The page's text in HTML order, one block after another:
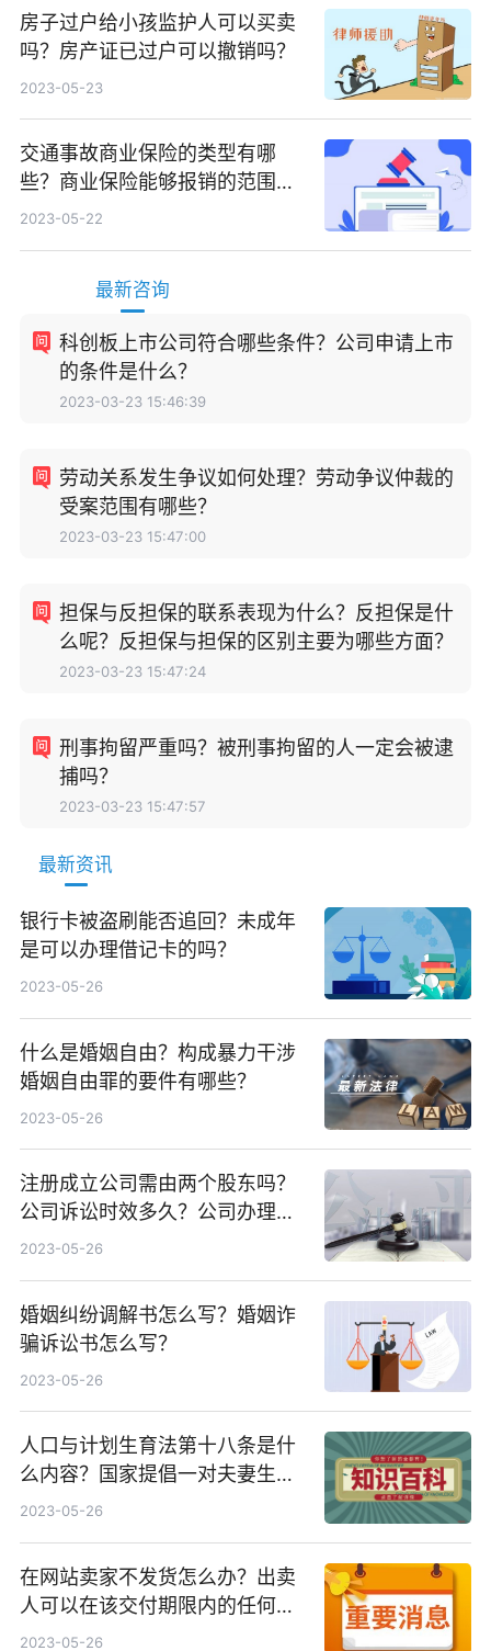
房子过户给小孩监护人可以买卖
吗？房产证已过户可以撤销吗？
2023-05-23
交通事故商业保险的类型有哪
些？商业保险能够报销的范围是
根据具体的险种确定的吗？
2023-05-22
最新咨询
科创板上市公司符合哪些条件？公司申请上市
的条件是什么？
2023-03-23 15:46:39
劳动关系发生争议如何处理？劳动争议仲裁的
受案范围有哪些？
2023-03-23 15:47:00
担保与反担保的联系表现为什么？反担保是什
么呢？反担保与担保的区别主要为哪些方面？
2023-03-23 15:47:24
刑事拘留严重吗？被刑事拘留的人一定会被逮
捕吗？
2023-03-23 15:47:57
最新资讯
银行卡被盗刷能否追回？未成年
是可以办理借记卡的吗？
2023-05-26
什么是婚姻自由？构成暴力干涉
婚姻自由罪的要件有哪些？
2023-05-26
注册成立公司需由两个股东吗？
公司诉讼时效多久？公司办理公
户需要交钱吗？
2023-05-26
婚姻纠纷调解书怎么写？婚姻诈
骗诉讼书怎么写？
2023-05-26
人口与计划生育法第十八条是什
么内容？国家提倡一对夫妻生育
几个子女？
2023-05-26
在网站卖家不发货怎么办？出卖
人可以在该交付期限内的任何时
间交付吗？
2023-05-26